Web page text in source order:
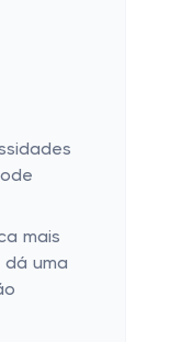
mais
dá uma